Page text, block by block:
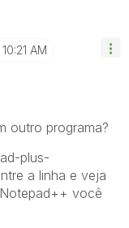
10:21 AM
outro programa?
plus-
a linha e veja
você